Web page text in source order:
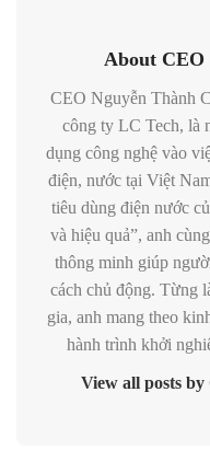
About CEO
CEO Nguyễn Thành
công ty LC Tech, là
dụng công nghệ vào
điện, nước tại Việt
tiêu dùng điện nước
và hiệu quả”, anh
thông minh giúp
cách chủ động. Từng
gia, anh mang theo
hành trình khởi
View all posts